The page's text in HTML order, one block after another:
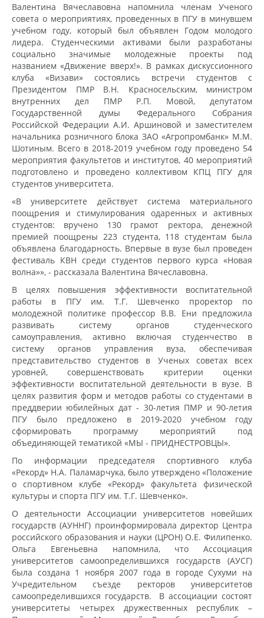
Валентина Вячеславовна напомнила членам Ученого
совета о мероприятиях, проведенных в ПГУ в минувшем
учебном году, который был объявлен Годом молодого
лидера. Студенческими активами были разработаны
социально значимые молодежные проекты под
названием «Движение вверх!». В рамках дискуссионного
клуба «Визави» состоялись встречи студентов с
Президентом ПМР В.Н. Красносельским, министром
внутренних дел ПМР Р.П. Мовой, депутатом
Государственной думы Федерального Собрания
Российской Федерации А.И. Аршиновой и заместителем
начальника розничного блока ЗАО «Агропромбанк» М.М.
Шотиным. Всего в 2018-2019 учебном году проведено 54
мероприятия факультетов и институтов, 40 мероприятий
подготовлено и проведено коллективом КПЦ ПГУ для
студентов университета.
«В университете действует система материального
поощрения и стимулирования одаренных и активных
студентов: вручено 130 грамот ректора, денежной
премией поощрены 223 студента, 118 студентам была
объявлена благодарность. Впервые в вузе был проведен
фестиваль КВН среди студентов первого курса «Новая
волна»», - рассказала Валентина Вячеславовна.
В целях повышения эффективности воспитательной
работы в ПГУ им. Т.Г. Шевченко проректор по
молодежной политике профессор В.В. Ени предложила
развивать систему органов студенческого
самоуправления, активно включая студенчество в
систему органов управления вуза, обеспечивая
представительство студентов в Ученых советах всех
уровней, совершенствовать критерии оценки
эффективности воспитательной деятельности в вузе. В
целях развития форм и методов работы со студентами в
преддверии юбилейных дат - 30-летия ПМР и 90-летия
ПГУ было предложено в 2019-2020 учебном году
сформировать программу мероприятий под
объединяющей тематикой «МЫ - ПРИДНЕСТРОВЦЫ».
По информации председателя спортивного клуба
«Рекорд» Н.А. Паламарчука, было утверждено «Положение
о спортивном клубе «Рекорд» факультета физической
культуры и спорта ПГУ им. Т.Г. Шевченко».
О деятельности Ассоциации университетов новейших
государств (АУННГ) проинформировала директор Центра
российского образования и науки (ЦРОН) О.Е. Филипенко.
Ольга Евгеньевна напомнила, что Ассоциация
университетов самоопределившихся государств (АУСГ)
была создана 1 ноября 2007 года в городе Сухуми на
Учредительном съезде ректоров университетов
самоопределившихся государств. В ассоциации состоят
университеты четырех дружественных республик –